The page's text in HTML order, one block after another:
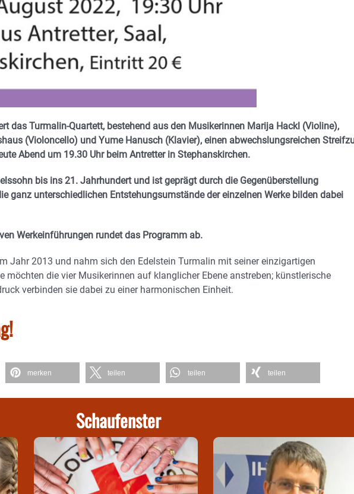
das Turmalin-Quartett, bestehend aus den Musikerinnen Marija Hackl (Violine),
(Violoncello) und Yume Hanusch (Klavier), einen abwechslungsreichen
Abend um 19.30 Uhr beim Antretter in Stephanskirchen.
bis ins 21. Jahrhundert und ist geprägt durch die Gegenüberstellung
ganz unterschiedlichen Entstehungsumstände der einzelnen Werke bilden dabei
Werkeinführungen rundet das Programm ab.
Jahr 2013 und nahm sich den Edelstein Turmalin mit seiner einzigartigen
möchten die vier Musikerinnen auf klanglicher Ebene anstreben; künstlerische
verbinden sie dabei zu einer harmonischen Einheit.
merken teilen teilen teilen
Schaufenster